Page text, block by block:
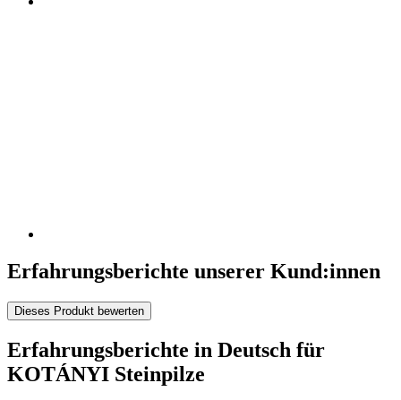
Erfahrungsberichte unserer Kund:innen
Dieses Produkt bewerten
Erfahrungsberichte in Deutsch für
KOTÁNYI Steinpilze